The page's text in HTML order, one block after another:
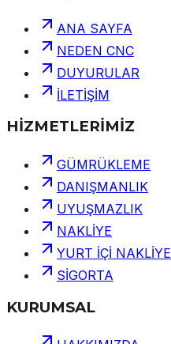
ANA SAYFA
NEDEN CNC
DUYURULAR
İLETİŞİM
HİZMETLERİMİZ
GÜMRÜKLEME
DANIŞMANLIK
UYUŞMAZLIK
NAKLİYE
YURT İÇİ NAKLİYE
SİGORTA
KURUMSAL